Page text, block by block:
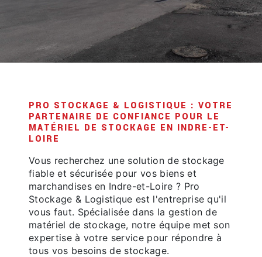
PRO STOCKAGE & LOGISTIQUE : VOTRE
PARTENAIRE DE CONFIANCE POUR LE
MATÉRIEL DE STOCKAGE EN INDRE-ET-
LOIRE
Vous recherchez une solution de stockage
fiable et sécurisée pour vos biens et
marchandises en Indre-et-Loire ? Pro
Stockage & Logistique est l'entreprise qu'il
vous faut. Spécialisée dans la gestion de
matériel de stockage, notre équipe met son
expertise à votre service pour répondre à
tous vos besoins de stockage.